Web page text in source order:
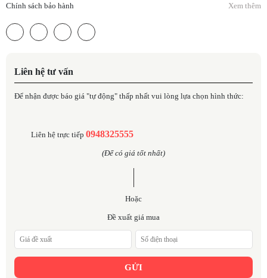
Chính sách bảo hành Xem thêm
Liên hệ tư vấn
Để nhận được báo giá "tự động" thấp nhất vui lòng lựa chọn hình thức:
Liên hệ trực tiếp 0948325555
(Để có giá tốt nhất)
Hoặc
Đề xuất giá mua
GỬI